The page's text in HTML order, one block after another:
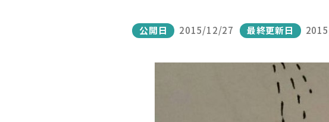
公開日 2015/12/27 最終更新日